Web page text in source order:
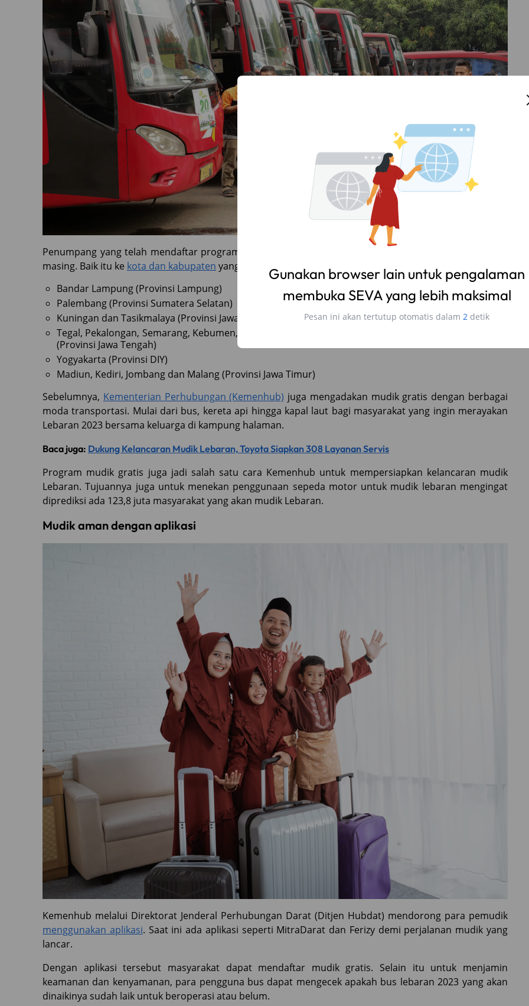
Gunakan browser lain untuk pengalaman
membuka SEVA yang lebih maksimal
Pesan ini akan tertutup otomatis dalam 1 detik
Penumpang yang telah mendaftar program mudik gratis pemprov DKI akan diantar ke tujuan masing-
masing. Baik itu ke kota dan kabupaten yang tersebar di Indonesia, ada dimana saja?
Bandar Lampung (Provinsi Lampung)
Palembang (Provinsi Sumatera Selatan)
Kuningan dan Tasikmalaya (Provinsi Jawa Barat)
Tegal, Pekalongan, Semarang, Kebumen, Cilacap, Purwokerto, Solo, Sragen, Wonosobo dan Wonogiri
(Provinsi Jawa Tengah)
Yogyakarta (Provinsi DIY)
Madiun, Kediri, Jombang dan Malang (Provinsi Jawa Timur)
Sebelumnya, Kementerian Perhubungan (Kemenhub) juga mengadakan mudik gratis dengan berbagai
moda transportasi. Mulai dari bus, kereta api hingga kapal laut bagi masyarakat yang ingin merayakan
Lebaran 2023 bersama keluarga di kampung halaman.
Baca juga: Dukung Kelancaran Mudik Lebaran, Toyota Siapkan 308 Layanan Servis
Program mudik gratis juga jadi salah satu cara Kemenhub untuk mempersiapkan kelancaran mudik
Lebaran. Tujuannya juga untuk menekan penggunaan sepeda motor untuk mudik lebaran mengingat
diprediksi ada 123,8 juta masyarakat yang akan mudik Lebaran.
Mudik aman dengan aplikasi
Kemenhub melalui Direktorat Jenderal Perhubungan Darat (Ditjen Hubdat) mendorong para pemudik
menggunakan aplikasi. Saat ini ada aplikasi seperti MitraDarat dan Ferizy demi perjalanan mudik yang
lancar.
Dengan aplikasi tersebut masyarakat dapat mendaftar mudik gratis. Selain itu untuk menjamin
keamanan dan kenyamanan, para pengguna bus dapat mengecek apakah bus lebaran 2023 yang akan
dinaikinya sudah laik untuk beroperasi atau belum.